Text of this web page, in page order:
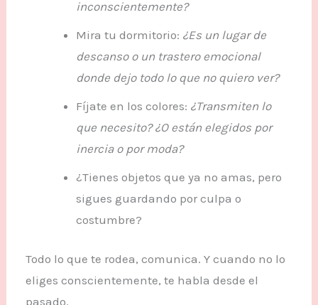
inconscientemente?
Mira tu dormitorio: ¿Es un lugar de
descanso o un trastero emocional
donde dejo todo lo que no quiero ver?
Fíjate en los colores: ¿Transmiten lo
que necesito? ¿O están elegidos por
inercia o por moda?
¿Tienes objetos que ya no amas, pero
sigues guardando por culpa o
costumbre?
Todo lo que te rodea, comunica. Y cuando no lo
eliges conscientemente, te habla desde el
pasado.